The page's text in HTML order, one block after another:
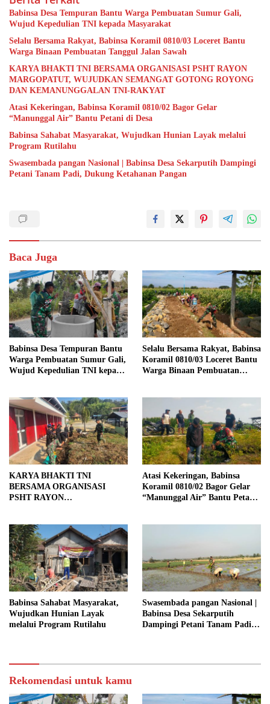
Babinsa Desa Tempuran Bantu Warga Pembuatan Sumur Gali,
Wujud Kepedulian TNI kepada Masyarakat
Selalu Bersama Rakyat, Babinsa Koramil 0810/03 Loceret Bantu
Warga Binaan Pembuatan Tanggul Jalan Sawah
KARYA BHAKTI TNI BERSAMA ORGANISASI PSHT RAYON
MARGOPATUT, WUJUDKAN SEMANGAT GOTONG ROYONG
DAN KEMANUNGGALAN TNI-RAKYAT
Atasi Kekeringan, Babinsa Koramil 0810/02 Bagor Gelar
“Manunggal Air” Bantu Petani di Desa
Babinsa Sahabat Masyarakat, Wujudkan Hunian Layak melalui
Program Rutilahu
Swasembada pangan Nasional | Babinsa Desa Sekarputih Dampingi
Petani Tanam Padi, Dukung Ketahanan Pangan
Baca Juga
Babinsa Desa Tempuran Bantu
Warga Pembuatan Sumur Gali,
Wujud Kepedulian TNI kepada
Selalu Bersama Rakyat, Babinsa
Koramil 0810/03 Loceret Bantu
Warga Binaan Pembuatan
KARYA BHAKTI TNI
BERSAMA ORGANISASI
PSHT RAYON
ROYONG DAN
KEMANUNGGALAN TNI-
RAKYAT
Atasi Kekeringan, Babinsa
Koramil 0810/02 Bagor Gelar
“Manunggal Air” Bantu Petani
Babinsa Sahabat Masyarakat,
Wujudkan Hunian Layak
melalui Program Rutilahu
Swasembada pangan Nasional |
Babinsa Desa Sekarputih
Dampingi Petani Tanam Padi,
Rekomendasi untuk kamu